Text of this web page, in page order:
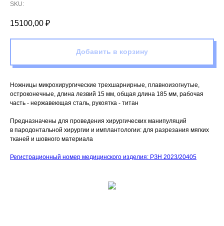
SKU:
15100,00 ₽
Добавить в корзину
Ножницы микрохирургические трехшарнирные, плавноизогнутые,
остроконечные, длина лезвий 15 мм, общая длина 185 мм, рабочая
часть - нержавеющая сталь, рукоятка - титан
Предназначены для проведения хирургических манипуляций
в пародонтальной хирургии и имплантологии: для разрезания мягких
тканей и шовного материала
Регистрационный номер медицинского изделия: РЗН 2023/20405